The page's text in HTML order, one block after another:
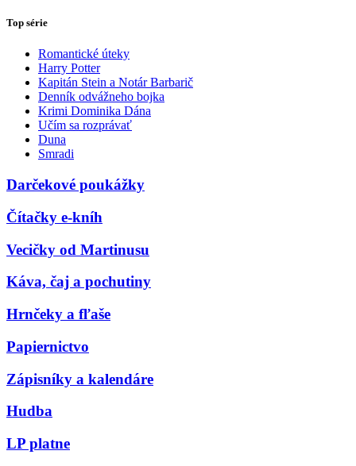
Top série
Romantické úteky
Harry Potter
Kapitán Stein a Notár Barbarič
Denník odvážneho bojka
Krimi Dominika Dána
Učím sa rozprávať
Duna
Smradi
Darčekové poukážky
Čítačky e-kníh
Vecičky od Martinusu
Káva, čaj a pochutiny
Hrnčeky a fľaše
Papiernictvo
Zápisníky a kalendáre
Hudba
LP platne